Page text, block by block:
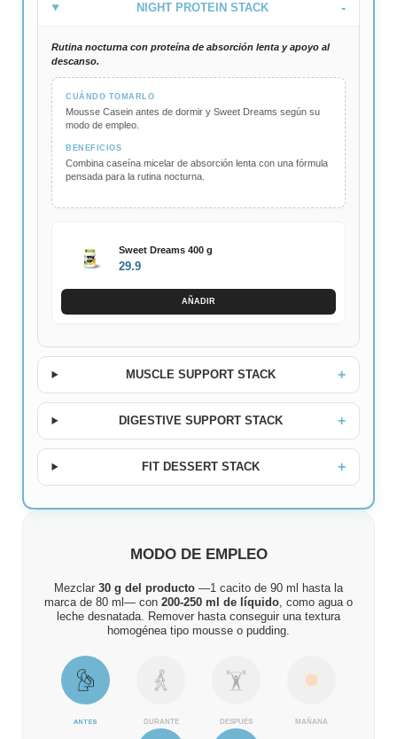
MODO DE EMPLEO
Mezclar 30 g del producto —1 cacito de 90 ml hasta la
marca de 80 ml— con 200-250 ml de líquido, como agua o
leche desnatada. Remover hasta conseguir una textura
homogénea tipo mousse o pudding.
ANTES DURANTE DESPUÉS MAÑANA
NIGHT PROTEIN STACK
Rutina nocturna con proteína de absorción lenta y apoyo al
descanso.
CUÁNDO TOMARLO
Mousse Casein antes de dormir y Sweet Dreams según su
modo de empleo.
BENEFICIOS
Combina caseína micelar de absorción lenta con una fórmula
pensada para la rutina nocturna.
Sweet Dreams 400 g
29.9
AÑADIR
MUSCLE SUPPORT STACK
DIGESTIVE SUPPORT STACK
FIT DESSERT STACK